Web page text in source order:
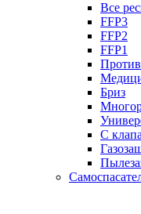
Все
FFP3
FFP2
FFP1
Бриз
С